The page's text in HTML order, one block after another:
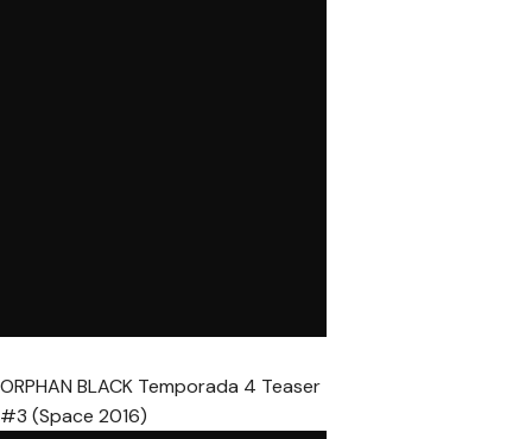
ORPHAN BLACK Temporada 4 Teaser
#3 (Space 2016)